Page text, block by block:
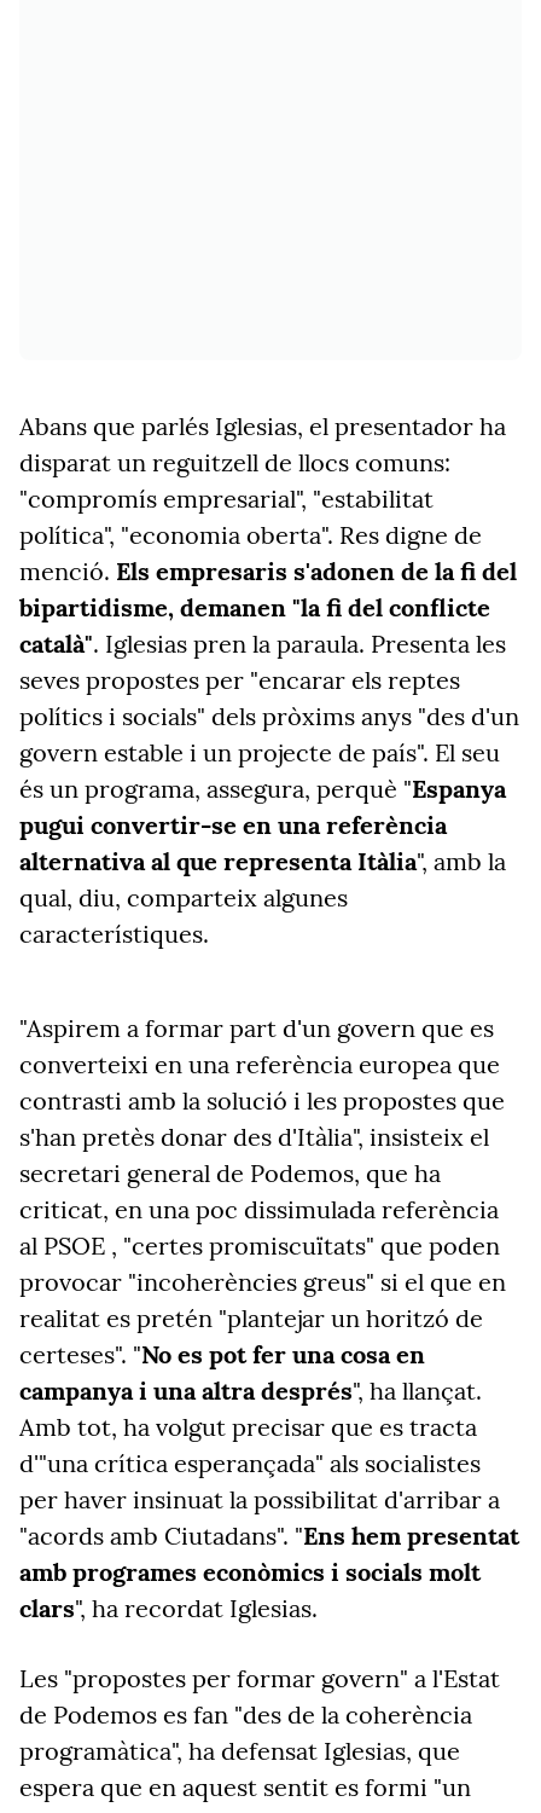
Abans que parlés Iglesias, el presentador ha
disparat un reguitzell de llocs comuns:
"compromís empresarial", "estabilitat
política", "economia oberta". Res digne de
menció. Els empresaris s'adonen de la fi del
bipartidisme, demanen "la fi del conflicte
català". Iglesias pren la paraula. Presenta les
seves propostes per "encarar els reptes
polítics i socials" dels pròxims anys "des d'un
govern estable i un projecte de país". El seu
és un programa, assegura, perquè "Espanya
pugui convertir-se en una referència
alternativa al que representa Itàlia", amb la
qual, diu, comparteix algunes
característiques.
"Aspirem a formar part d'un govern que es
converteixi en una referència europea que
contrasti amb la solució i les propostes que
s'han pretès donar des d'Itàlia", insisteix el
secretari general de Podemos, que ha
criticat, en una poc dissimulada referència
al PSOE , "certes promiscuïtats" que poden
provocar "incoherències greus" si el que en
realitat es pretén "plantejar un horitzó de
certeses". "No es pot fer una cosa en
campanya i una altra després", ha llançat.
Amb tot, ha volgut precisar que es tracta
d'"una crítica esperançada" als socialistes
per haver insinuat la possibilitat d'arribar a
"acords amb Ciutadans". "Ens hem presentat
amb programes econòmics i socials molt
clars", ha recordat Iglesias.
Les "propostes per formar govern" a l'Estat
de Podemos es fan "des de la coherència
programàtica", ha defensat Iglesias, que
espera que en aquest sentit es formi "un